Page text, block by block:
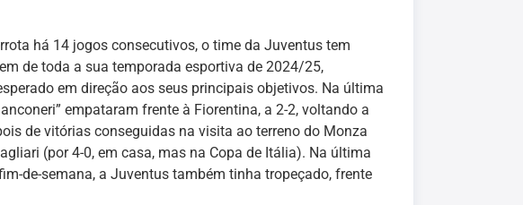
há 14 jogos consecutivos, o time da Juventus tem
de toda a sua temporada esportiva de 2024/25,
em direção aos seus principais objetivos. Na última
empataram frente à Fiorentina, a 2-2, voltando a
de vitórias conseguidas na visita ao terreno do Monza
(por 4-0, em casa, mas na Copa de Itália). Na última
de-semana, a Juventus também tinha tropeçado, frente